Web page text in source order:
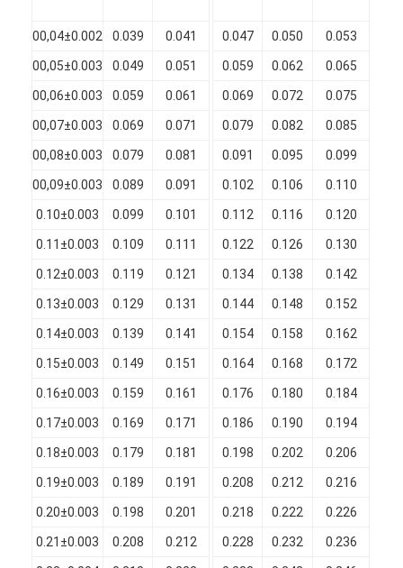
Casa.
Prodotti
Chi Siamo
Visita alla fabbrica
Contattaci
Notizie
Chiedi un preventivo
Filati di avvolgimento in rame smaltato
00,04±0.002
0.039 0.041 0.047 0.050 0.053
00,05±0.003 0.049 0.051 0.059 0.062 0.065
00,06±0.003 0.059 0.061 0.069 0.072 0.075
00,07±0.003 0.069 0.071 0.079 0.082 0.085
00,08±0.003 0.079 0.081 0.091 0.095 0.099
00,09±0.003 0.089 0.091 0.102 0.106 0.110
0.10±0.003 0.099 0.101 0.112 0.116 0.120
0.11±0.003 0.109 0.111 0.122 0.126 0.130
0.12±0.003 0.119 0.121 0.134 0.138 0.142
0.13±0.003 0.129 0.131 0.144 0.148 0.152
0.14±0.003 0.139 0.141 0.154 0.158 0.162
0.15±0.003 0.149 0.151 0.164 0.168 0.172
0.16±0.003 0.159 0.161 0.176 0.180 0.184
0.17±0.003 0.169 0.171 0.186 0.190 0.194
0.18±0.003 0.179 0.181 0.198 0.202 0.206
0.19±0.003 0.189 0.191 0.208 0.212 0.216
0.20±0.003 0.198 0.201 0.218 0.222 0.226
0.21±0.003 0.208 0.212 0.228 0.232 0.236